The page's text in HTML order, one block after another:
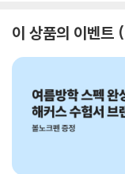
이 상품의 이벤트